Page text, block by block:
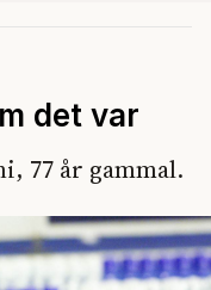
det var
77 år gammal.